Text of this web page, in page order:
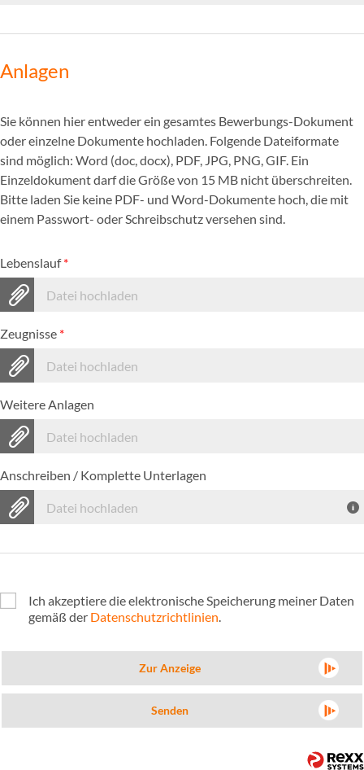
Anlagen
Sie können hier entweder ein gesamtes Bewerbungs-Dokument
oder einzelne Dokumente hochladen. Folgende Dateiformate
sind möglich: Word (doc, docx), PDF, JPG, PNG, GIF. Ein
Einzeldokument darf die Größe von 15 MB nicht überschreiten.
Bitte laden Sie keine PDF- und Word-Dokumente hoch, die mit
einem Passwort- oder Schreibschutz versehen sind.
Lebenslauf*
Datei hochladen
Zeugnisse *
Datei hochladen
Weitere Anlagen
Datei hochladen
Anschreiben / Komplette Unterlagen
Datei hochladen
Ich akzeptiere die elektronische Speicherung meiner Daten
gemäß der Datenschutzrichtlinien.
Zur Anzeige
Senden